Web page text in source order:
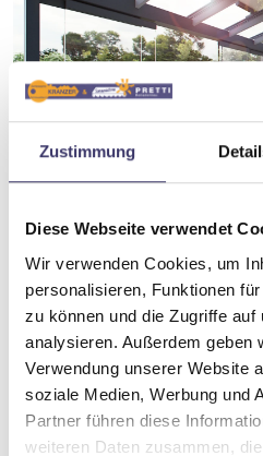
Zustimmung
Diese Webseite verwendet
Wir verwenden Cookies, um
personalisieren, Funktionen
zu können und die Zugriffe auf
analysieren. Außerdem geben
Verwendung unserer Website
soziale Medien, Werbung und
Partner führen diese
weiteren Daten zusammen,
Schatten und
Wintergarten in eine
Wohlfühloase.